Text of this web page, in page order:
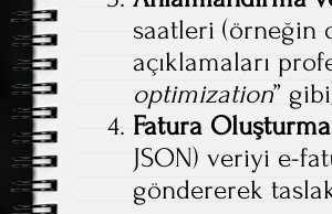
saatleri (örneğin
açıklamaları
optimization”
Fatura
JSON) veriyi e-
göndererek